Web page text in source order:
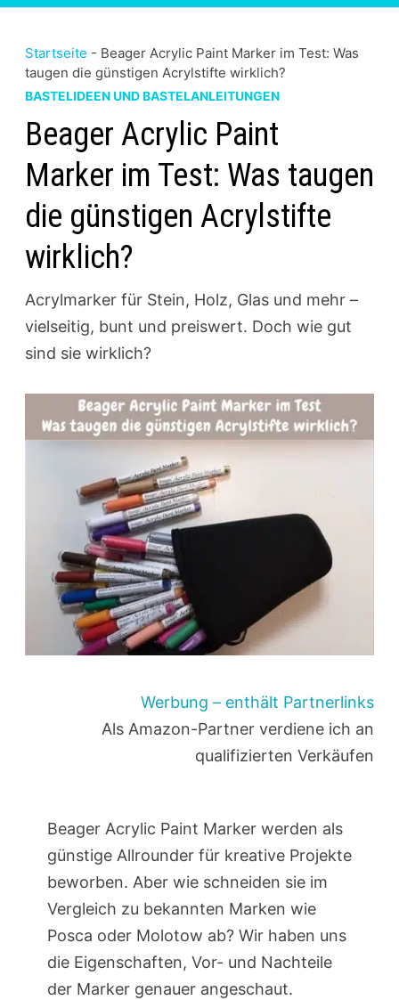
Startseite - Beager Acrylic Paint Marker im Test: Was
taugen die günstigen Acrylstifte wirklich?
BASTELIDEEN UND BASTELANLEITUNGEN
Beager Acrylic Paint
Marker im Test: Was taugen
die günstigen Acrylstifte
wirklich?
Acrylmarker für Stein, Holz, Glas und mehr –
vielseitig, bunt und preiswert. Doch wie gut
sind sie wirklich?
Werbung – enthält Partnerlinks
Als Amazon-Partner verdiene ich an
qualifizierten Verkäufen
Beager Acrylic Paint Marker werden als
günstige Allrounder für kreative Projekte
beworben. Aber wie schneiden sie im
Vergleich zu bekannten Marken wie
Posca oder Molotow ab? Wir haben uns
die Eigenschaften, Vor- und Nachteile
der Marker genauer angeschaut.